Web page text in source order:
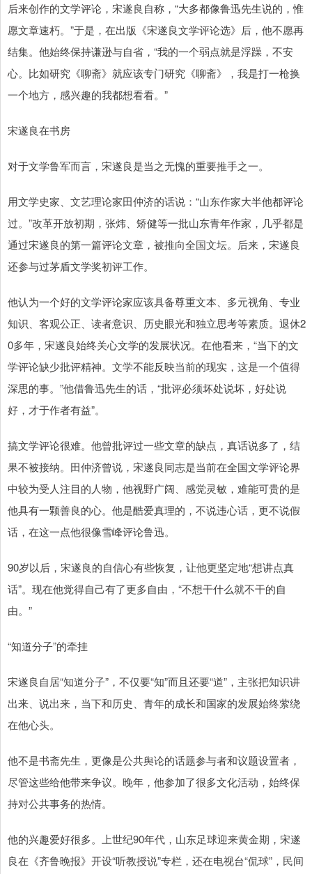
后来创作的文学评论，宋遂良自称，“大多都像鲁迅先生说的，惟
愿文章速朽。”于是，在出版《宋遂良文学评论选》后，他不愿再
结集。他始终保持谦逊与自省，“我的一个弱点就是浮躁，不安
心。比如研究《聊斋》就应该专门研究《聊斋》，我是打一枪换
一个地方，感兴趣的我都想看看。”
宋遂良在书房
对于文学鲁军而言，宋遂良是当之无愧的重要推手之一。
用文学史家、文艺理论家田仲济的话说：“山东作家大半他都评论
过。”改革开放初期，张炜、矫健等一批山东青年作家，几乎都是
通过宋遂良的第一篇评论文章，被推向全国文坛。后来，宋遂良
还参与过茅盾文学奖初评工作。
他认为一个好的文学评论家应该具备尊重文本、多元视角、专业
知识、客观公正、读者意识、历史眼光和独立思考等素质。退休2
0多年，宋遂良始终关心文学的发展状况。在他看来，“当下的文
学评论缺少批评精神。文学不能反映当前的现实，这是一个值得
深思的事。”他借鲁迅先生的话，“批评必须坏处说坏，好处说
好，才于作者有益”。
搞文学评论很难。他曾批评过一些文章的缺点，真话说多了，结
果不被接纳。田仲济曾说，宋遂良同志是当前在全国文学评论界
中较为受人注目的人物，他视野广阔、感觉灵敏，难能可贵的是
他具有一颗善良的心。他是酷爱真理的，不说违心话，更不说假
话，在这一点他很像雪峰评论鲁迅。
90岁以后，宋遂良的自信心有些恢复，让他更坚定地“想讲点真
话”。现在他觉得自己有了更多自由，“不想干什么就不干的自
由。”
“知道分子”的牵挂
宋遂良自居“知道分子”，不仅要“知”而且还要“道”，主张把知识讲
出来、说出来，当下和历史、青年的成长和国家的发展始终萦绕
在他心头。
他不是书斋先生，更像是公共舆论的话题参与者和议题设置者，
尽管这些给他带来争议。晚年，他参加了很多文化活动，始终保
持对公共事务的热情。
他的兴趣爱好很多。上世纪90年代，山东足球迎来黄金期，宋遂
良在《齐鲁晚报》开设“听教授说”专栏，还在电视台“侃球”，民间